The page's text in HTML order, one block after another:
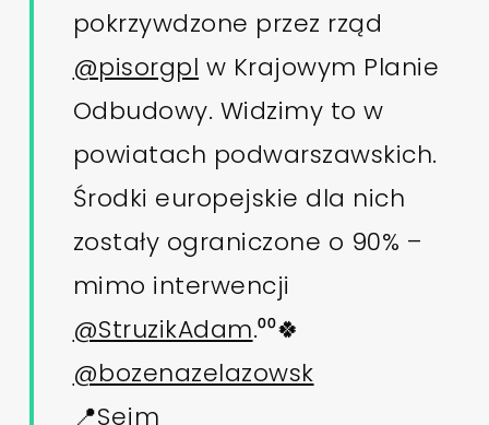
pokrzywdzone przez rząd
@pisorgpl w Krajowym Planie
Odbudowy. Widzimy to w
powiatach podwarszawskich.
Środki europejskie dla nich
zostały ograniczone o 90% –
mimo interwencji
@StruzikAdam.⁰⁰🍀
@bozenazelazowsk
📍Sejm